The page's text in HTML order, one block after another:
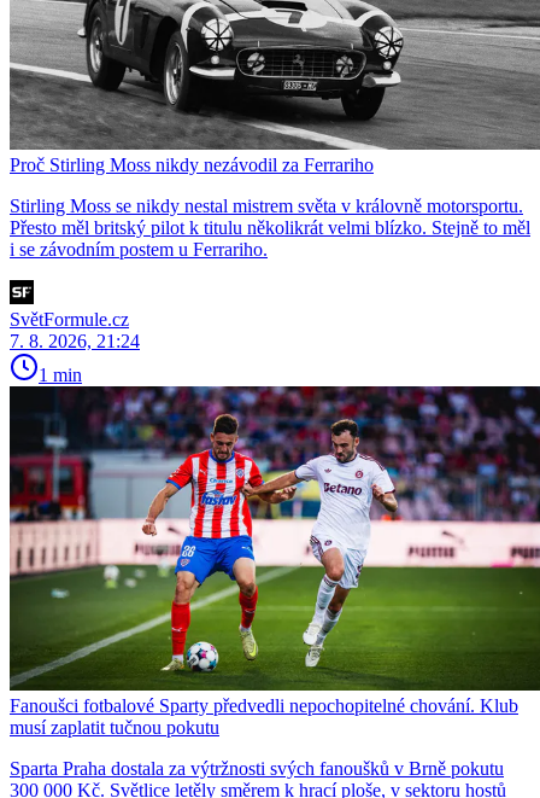
Proč Stirling Moss nikdy nezávodil za Ferrariho
Stirling Moss se nikdy nestal mistrem světa v královně motorsportu.
Přesto měl britský pilot k titulu několikrát velmi blízko. Stejně to měl
i se závodním postem u Ferrariho.
SvětFormule.cz
7. 8. 2026, 21:24
1 min
Fanoušci fotbalové Sparty předvedli nepochopitelné chování. Klub
musí zaplatit tučnou pokutu
Sparta Praha dostala za výtržnosti svých fanoušků v Brně pokutu
300 000 Kč. Světlice letěly směrem k hrací ploše, v sektoru hostů